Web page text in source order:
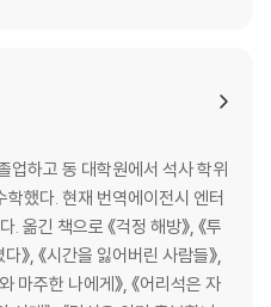
제 해결이 낫다
대한 현실적 이미지 갖기
바라보기
업하고 동 대학원에서 석사 학위
했다. 현재 번역에이전시 엔터
옮긴 책으로 《걱정 해방》, 《투
》, 《시간을 잃어버린 사람들》,
마주한 나에게》, 《어리석은 자